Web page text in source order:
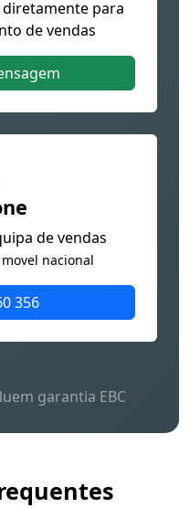
diretamente para
de vendas
de vendas
nacional
356
garantia EBC